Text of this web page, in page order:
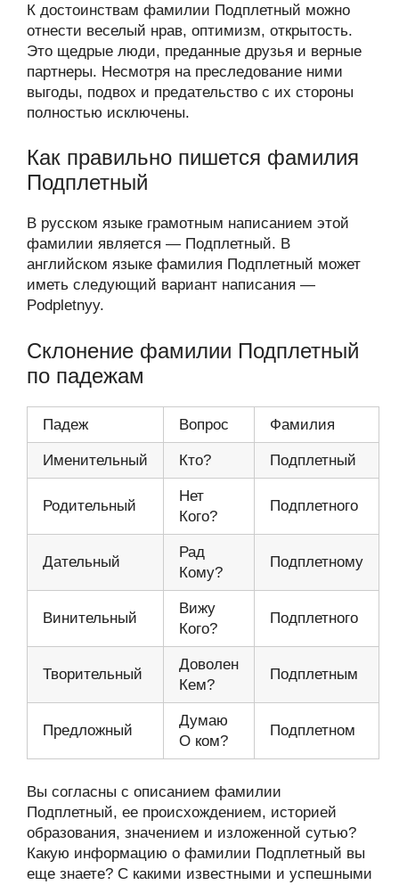
К достоинствам фамилии Подплетный можно
отнести веселый нрав, оптимизм, открытость.
Это щедрые люди, преданные друзья и верные
партнеры. Несмотря на преследование ними
выгоды, подвох и предательство с их стороны
полностью исключены.
Как правильно пишется фамилия
Подплетный
В русском языке грамотным написанием этой
фамилии является — Подплетный. В
английском языке фамилия Подплетный может
иметь следующий вариант написания —
Podpletnyy.
Склонение фамилии Подплетный
по падежам
Падеж Вопрос Фамилия
Именительный Кто? Подплетный
Родительный
Нет
Кого?
Подплетного
Дательный
Рад
Кому?
Подплетному
Винительный
Вижу
Кого?
Подплетного
Творительный
Доволен
Кем?
Подплетным
Предложный
Думаю
О ком?
Подплетном
Вы согласны с описанием фамилии
Подплетный, ее происхождением, историей
образования, значением и изложенной сутью?
Какую информацию о фамилии Подплетный вы
еще знаете? С какими известными и успешными